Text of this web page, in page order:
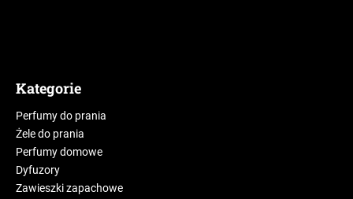
Kategorie
Perfumy do prania
Żele do prania
Perfumy domowe
Dyfuzory
Zawieszki zapachowe